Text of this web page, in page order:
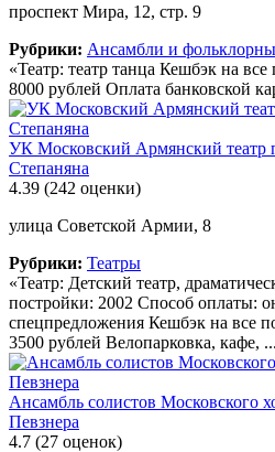
проспект Мира, 12, стр. 9
Рубрики: Ансамбли и
«Театр: театр танца Кешбэк на
8000 рублей Оплата банковской
УК Московский Армянский театр
Степаняна
4.39 (242 оценки)
улица Советской Армии, 8
Рубрики: Театры
«Театр: Детский театр,
постройки: 2002 Способ оплаты:
спецпредложения Кешбэк на все
3500 рублей Велопарковка, кафе,
Ансамбль солистов Московского
Певзнера
4.7 (27 оценок)